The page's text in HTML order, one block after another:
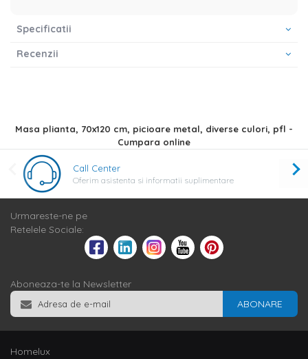
Specificatii
Recenzii
Masa plianta, 70x120 cm, picioare metal, diverse culori, pfl -
Cumpara online
Call Center
Oferim asistenta si informatii suplimentare
Urmareste-ne pe
Retelele Sociale:
Aboneaza-te la Newsletter
ABONARE
Homelux